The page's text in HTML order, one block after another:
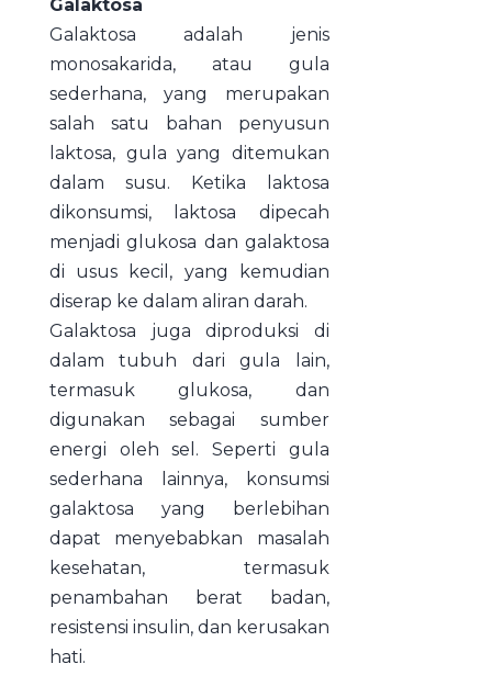
Galaktosa
Galaktosa adalah jenis
monosakarida, atau gula
sederhana, yang merupakan
salah satu bahan penyusun
laktosa, gula yang ditemukan
dalam susu. Ketika laktosa
dikonsumsi, laktosa dipecah
menjadi glukosa dan galaktosa
di usus kecil, yang kemudian
diserap ke dalam aliran darah.
Galaktosa juga diproduksi di
dalam tubuh dari gula lain,
termasuk glukosa, dan
digunakan sebagai sumber
energi oleh sel. Seperti gula
sederhana lainnya, konsumsi
galaktosa yang berlebihan
dapat menyebabkan masalah
kesehatan, termasuk
penambahan berat badan,
resistensi insulin, dan kerusakan
hati.